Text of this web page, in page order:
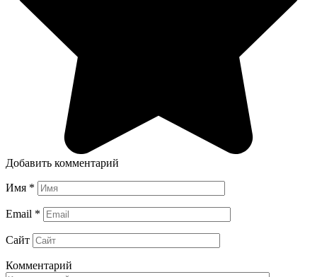
Добавить комментарий
Имя *
Email *
Сайт
Комментарий